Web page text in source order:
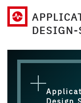
Design